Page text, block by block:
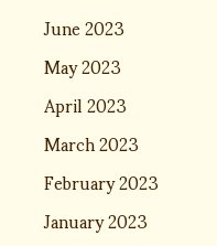
June 2023
May 2023
April 2023
March 2023
February 2023
January 2023